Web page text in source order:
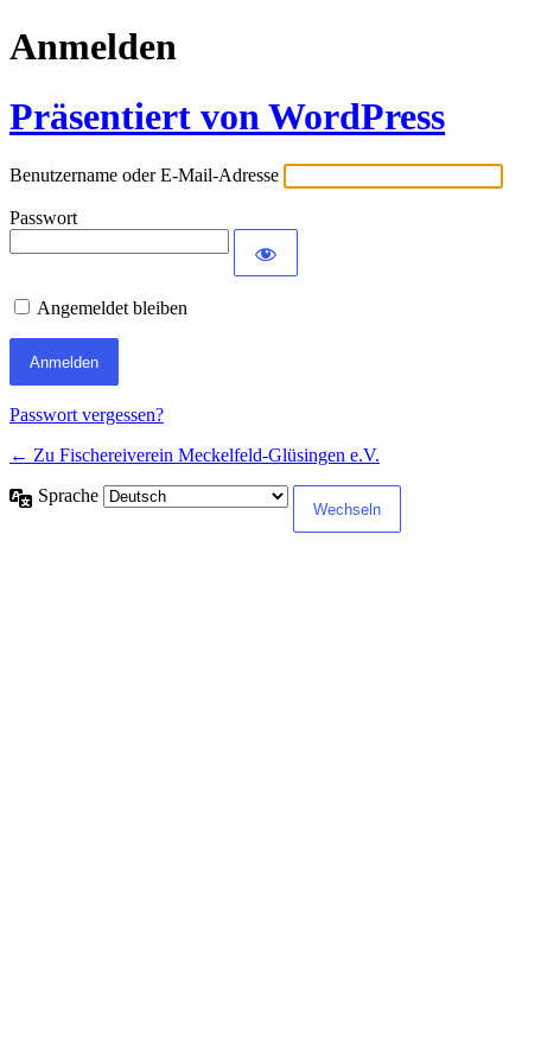
Anmelden
Präsentiert von WordPress
Benutzername oder E-Mail-Adresse
Passwort
Angemeldet bleiben
Passwort vergessen?
← Zu Fischereiverein Meckelfeld-Glüsingen e.V.
Sprache